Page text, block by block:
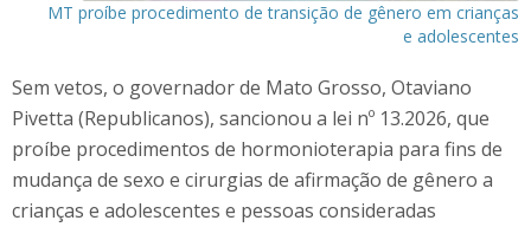
MT proíbe procedimento de transição de gênero em crianças
e adolescentes
Sem vetos, o governador de Mato Grosso, Otaviano
Pivetta (Republicanos), sancionou a lei nº 13.2026, que
proíbe procedimentos de hormonioterapia para fins de
mudança de sexo e cirurgias de afirmação de gênero a
crianças e adolescentes e pessoas consideradas